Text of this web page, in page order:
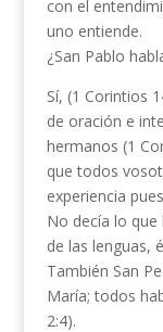
con el
uno entiende.
¿San Pablo
Sí, (1 Corintios
de oración e
hermanos (1
que todos
experiencia
No decía lo
de las lenguas,
También San
María; todos
2:4).